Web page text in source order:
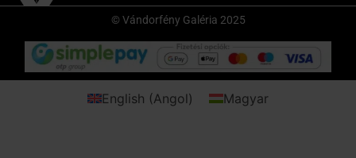
© Vándorfény Galéria 2025
English (Angol) Magyar